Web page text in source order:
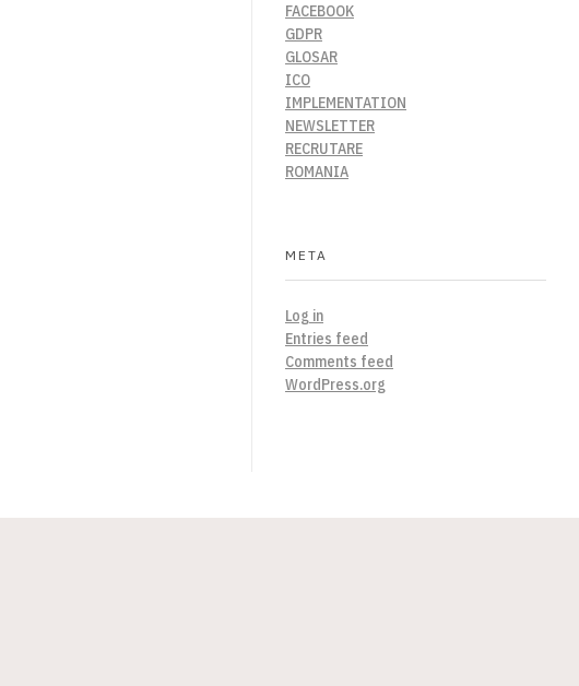
FACEBOOK
GDPR
GLOSAR
ICO
IMPLEMENTATION
NEWSLETTER
RECRUTARE
ROMANIA
META
Log in
Entries feed
Comments feed
WordPress.org